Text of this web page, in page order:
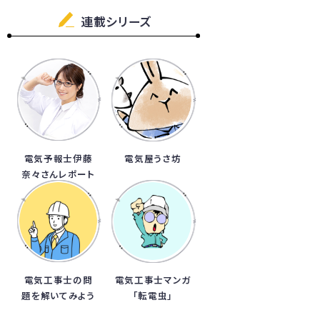
連載シリーズ
電気予報士伊藤
奈々さんレポート
電気屋うさ坊
電気工事士の問
題を解いてみよう
電気工事士マンガ
「転電虫」